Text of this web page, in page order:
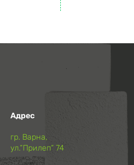
Адрес
гр. Варна,
ул.“Прилеп“ 74